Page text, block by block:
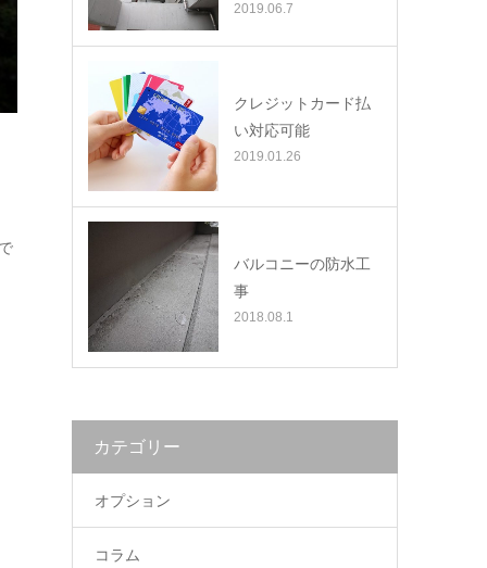
2019.06.7
クレジットカード払
い対応可能
2019.01.26
バルコニーの防水工
事
2018.08.1
カテゴリー
オプション
コラム